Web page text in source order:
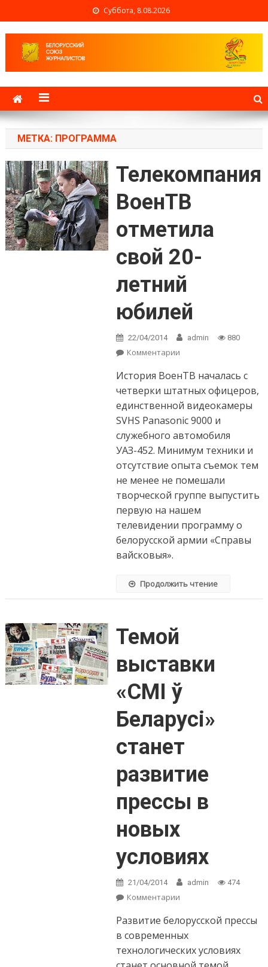
Суббота, 8.08.2026
Белорусский союз
журналистов
МЕТКА: ПРОГРАММА
Телекомпания
ВоенТВ
отметила
свой 20-
летний
юбилей
22/04/2014 admin 880
Комментарии
свой 20-летний
юбилей
История ВоенТВ началась с
четверки штатных офицеров,
единственной видеокамеры
SVHS Panasonic 9000 и
служебного автомобиля
УАЗ-452. Минимум техники и
отсутствие опыта съемок тем
не менее не помешали
творческой группе выпустить
первую на нашем
телевидении программу о
белорусской армии «Справы
вайсковыя».
Продолжить чтение
Темой
выставки
«СМІ ў
Беларусі»
станет
развитие
прессы в
новых
условиях
21/04/2014 admin 474
Комментарии
Беларусі» станет
развитие прессы в
Развитие белорусской прессы
в современных
технологических условиях